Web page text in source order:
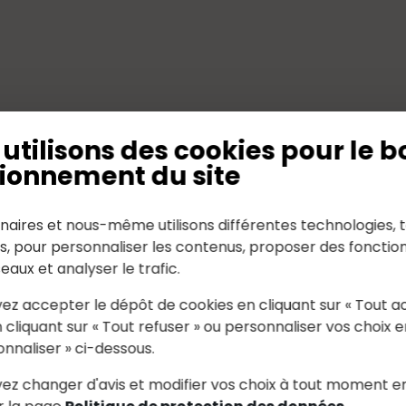
des cookies pour le
du site
et nous-même utilisons différentes technologies,
pour personnaliser les contenus, proposer des
et analyser le trafic.
accepter le dépôt de cookies en cliquant sur « Tout
sur « Tout refuser » ou personnaliser vos choix
» ci-dessous.
changer d'avis et modifier vos choix à tout moment
scolarisation des enfants du Sénégal
d’alphabétisation
de santé dans les villages défavorisés
financier et moral d’enfants hospitalisés
familial